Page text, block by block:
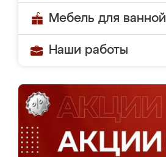
Мебель для ванной
Наши работы